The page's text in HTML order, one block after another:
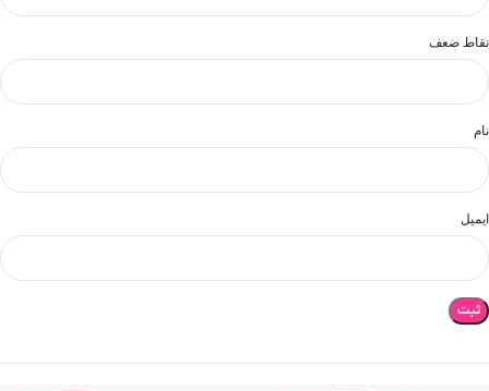
نقاط ضعف
نام
ایمیل